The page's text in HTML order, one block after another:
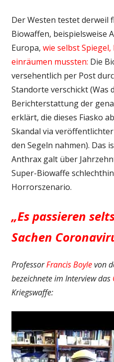
Der Westen testet derweil
Biowaffen, beispielsweise
Europa, wie selbst Spiegel,
einräumen mussten: Die
versehentlich per Post
Standorte verschickt (Was
Berichterstattung der
erklärt, die dieses Fiasko
Skandal via
den Segeln nahmen). Das
Anthrax galt über
Super-Biowaffe
Horrorszenario.
„Es passieren
Sachen
ProfessorFrancis Boylevon
bezeichnete im Interview das
Kriegswaffe: